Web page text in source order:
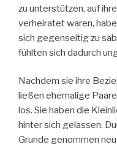
zu unterstützen, auf
verheiratet waren,
sich gegenseitig zu
fühlten sich dadurch
Nachdem sie ihre
ließen ehemalige
los. Sie haben die
hinter sich gelassen.
Grunde genommen